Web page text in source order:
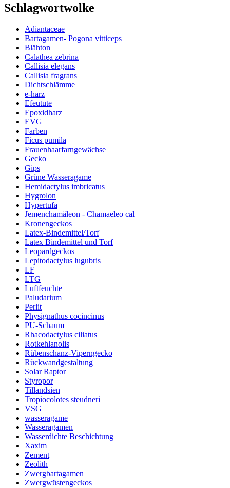
Schlagwortwolke
Adiantaceae
Bartagamen- Pogona vitticeps
Blähton
Calathea zebrina
Callisia elegans
Callisia fragrans
Dichtschlämme
e-harz
Efeutute
Epoxidharz
EVG
Farben
Ficus pumila
Frauenhaarfarngewächse
Gecko
Gips
Grüne Wasseragame
Hemidactylus imbricatus
Hygrolon
Hypertufa
Jemenchamäleon - Chamaeleo cal
Kronengeckos
Latex-Bindemittel/Torf
Latex Bindemittel und Torf
Leopardgeckos
Lepitodactylus lugubris
LF
LTG
Luftfeuchte
Paludarium
Perlit
Physignathus cocincinus
PU-Schaum
Rhacodactylus ciliatus
Rotkehlanolis
Rübenschanz-Viperngecko
Rückwandgestaltung
Solar Raptor
Styropor
Tillandsien
Tropiocolotes steudneri
VSG
wasseragame
Wasseragamen
Wasserdichte Beschichtung
Xaxim
Zement
Zeolith
Zwergbartagamen
Zwergwüstengeckos